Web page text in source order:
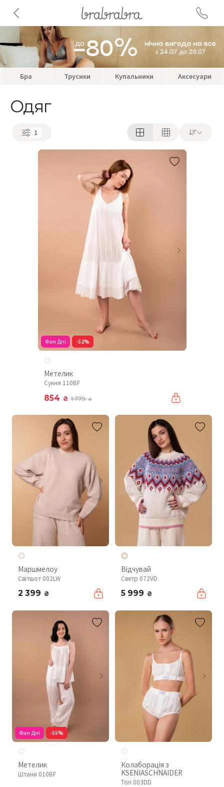
Бра Трусики Купальники Аксесуари
Одяг
1
Фан Дні -52%
Метелик
Сукня 110BF
854 ₴ 1 779₴
Маршмелоу
Світшот 002LW
2 399 ₴
Відчувай
Светр 072VD
5 999 ₴
Фан Дні -55%
Метелик
Штани 010BF
Колаборація з
KSENIASCHNAIDER
Топ 003DD